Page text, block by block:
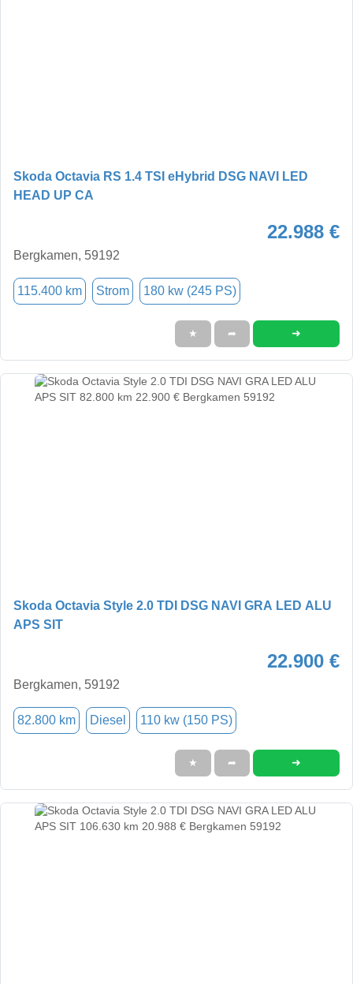
Skoda Octavia RS 1.4 TSI eHybrid DSG NAVI LED
HEAD UP CA
22.988 €
Bergkamen, 59192
115.400 km Strom 180 kw (245 PS)
★ ➦ ➜
Skoda Octavia Style 2.0 TDI DSG NAVI GRA LED ALU
APS SIT
22.900 €
Bergkamen, 59192
82.800 km Diesel 110 kw (150 PS)
★ ➦ ➜